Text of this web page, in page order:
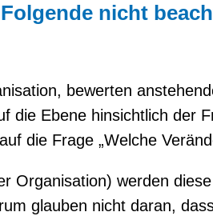
nicht
bewerten
die Ebene hinsichtlich der
die Frage „Welche
Organisation) werden
glauben nicht daran,